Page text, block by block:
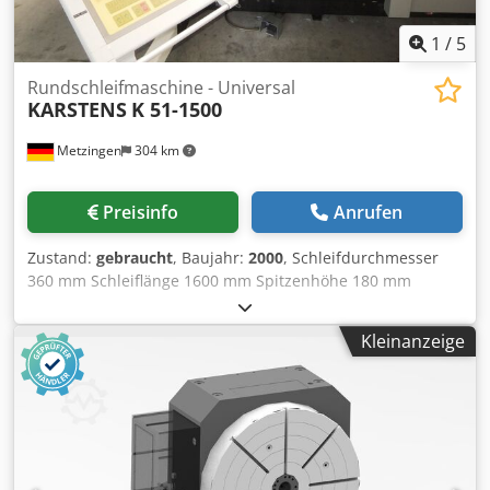
1 / 5
Metzingen 304 km
Rundschleifmaschine - Universal
KARSTENS K 51-1500
Preisinfo Anrufen
Zustand: gebraucht, Baujahr: 2000, Schleifdurchmesser
360 mm Schleiflänge 1600 mm Spitzenhöhe 180 mm
Innendurchmesser 0 mm Schleiftiefe 0 mm
Umlaufdurchmesser 0 mm Gesamtleistungsbedarf 40 kW
Maschinengewicht ca. 10000 kg Raumbedarf ca. m
Dkedpot Hw Rdsfx Agxor K A R S T E N S Universal - „ CNC „
– Außenrund- Innen und Planschleifmaschine mit
Mehrkant, - Unrund, - Polygon, und - Gewinde-
Schleifmöglichkeit BWO CNC – Steuerung Type 900 C, Type
K 51 - 1500 Baujahr 2000 Fabrik-Nr. 99 033 _____
Kleinanzeige